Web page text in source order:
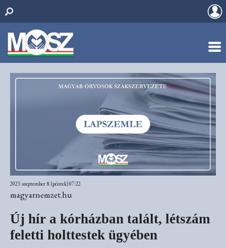
2023. szeptember 8. (péntek) 07:22
magyarnemzet.hu
Új hír a kórházban talált, létszám
feletti holttestek ügyében